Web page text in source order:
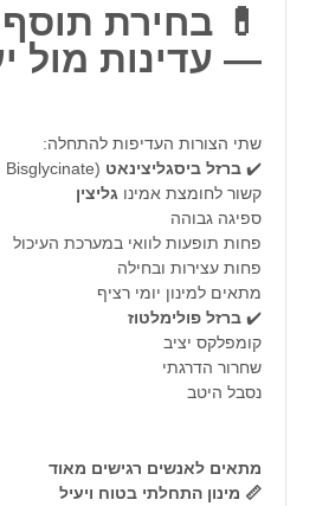
💊 בחירת
— עדינות מול
שתי הצורות העדיפות להתחלה:
✔️ ברזל ביסגליצינאט (Iron Bisglycinate)
קשור לחומצת אמינו גליצין
ספיגה גבוהה
פחות תופעות לוואי במערכת העיכול
פחות עצירות ובחילה
מתאים למינון יומי רציף
✔️ ברזל פולימלטוז
קומפלקס יציב
שחרור הדרגתי
נסבל היטב
מתאים לאנשים רגישים מאוד
📏 מינון התחלתי בטוח ויעיל